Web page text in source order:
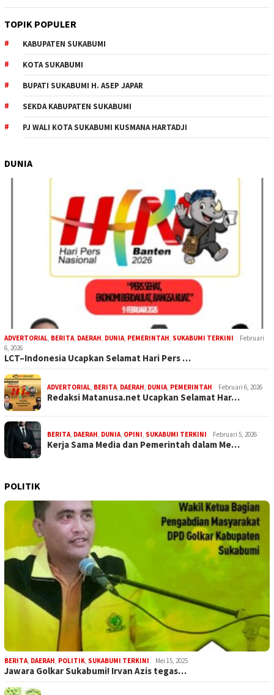
TOPIK POPULER
KABUPATEN SUKABUMI
KOTA SUKABUMI
BUPATI SUKABUMI H. ASEP JAPAR
SEKDA KABUPATEN SUKABUMI
PJ WALI KOTA SUKABUMI KUSMANA HARTADJI
DUNIA
ADVERTORIAL, BERITA, DAERAH, DUNIA, PEMERINTAH, SUKABUMI TERKINI
Februari
6, 2026
LCT–Indonesia Ucapkan Selamat Hari Pers …
ADVERTORIAL, BERITA, DAERAH, DUNIA, PEMERINTAH Februari 6, 2026
Redaksi Matanusa.net Ucapkan Selamat Har…
BERITA, DAERAH, DUNIA, OPINI, SUKABUMI TERKINI Februari 5, 2026
Kerja Sama Media dan Pemerintah dalam Me…
POLITIK
BERITA, DAERAH, POLITIK, SUKABUMI TERKINI Mei 15, 2025
Jawara Golkar Sukabumi! Irvan Azis tegas…